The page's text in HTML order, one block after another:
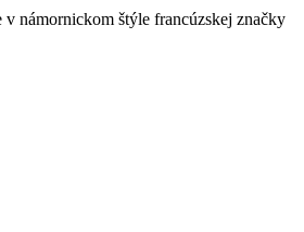
v námornickom štýle francúzskej značky